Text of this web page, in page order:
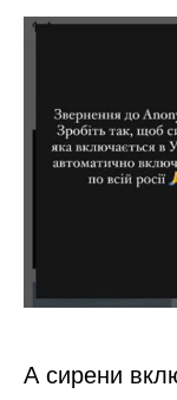
А сирени